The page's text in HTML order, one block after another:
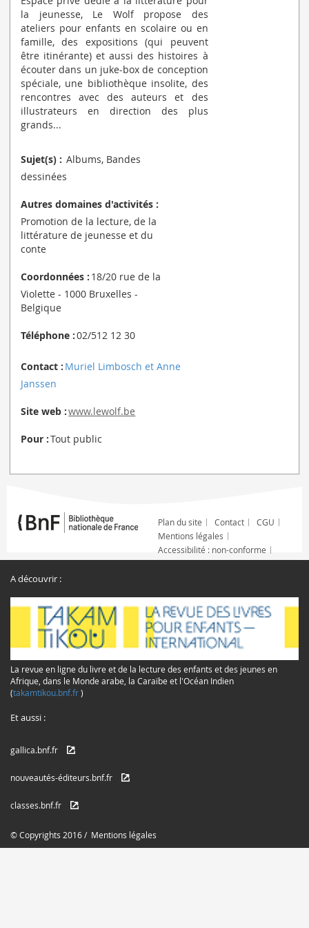
la jeunesse, Le Wolf propose des
ateliers pour enfants en scolaire ou en
famille, des expositions (qui peuvent
être itinérante) et aussi des histoires à
écouter dans un juke-box de conception
spéciale, une bibliothèque insolite, des
rencontres avec des auteurs et des
illustrateurs en direction des plus
grands...
Sujet(s) : Albums, Bandes
dessinées
Autres domaines d'activités :
Promotion de la lecture, de la
littérature de jeunesse et du
conte
Coordonnées : 18/20 rue de la
Violette - 1000 Bruxelles -
Belgique
Téléphone :02/512 12 30
Contact : Muriel Limbosch et Anne
Janssen
Site web :www.lewolf.be
Pour :Tout public
Plan du site Contact
CGU
Mentions légales
Accessibilité : non-conforme
A découvrir :
La revue en ligne du livre et de la lecture des enfants et des jeunes en
Afrique, dans le Monde arabe, la Caraïbe et l'Océan Indien
(takamtikou.bnf.fr)
Et aussi :
gallica.bnf.fr
nouveautés-éditeurs.bnf.fr
classes.bnf.fr
© Copyrights 2016 / Mentions légales